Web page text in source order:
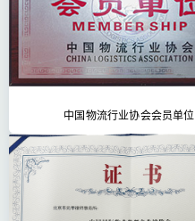
中国物流行业协会会员单位